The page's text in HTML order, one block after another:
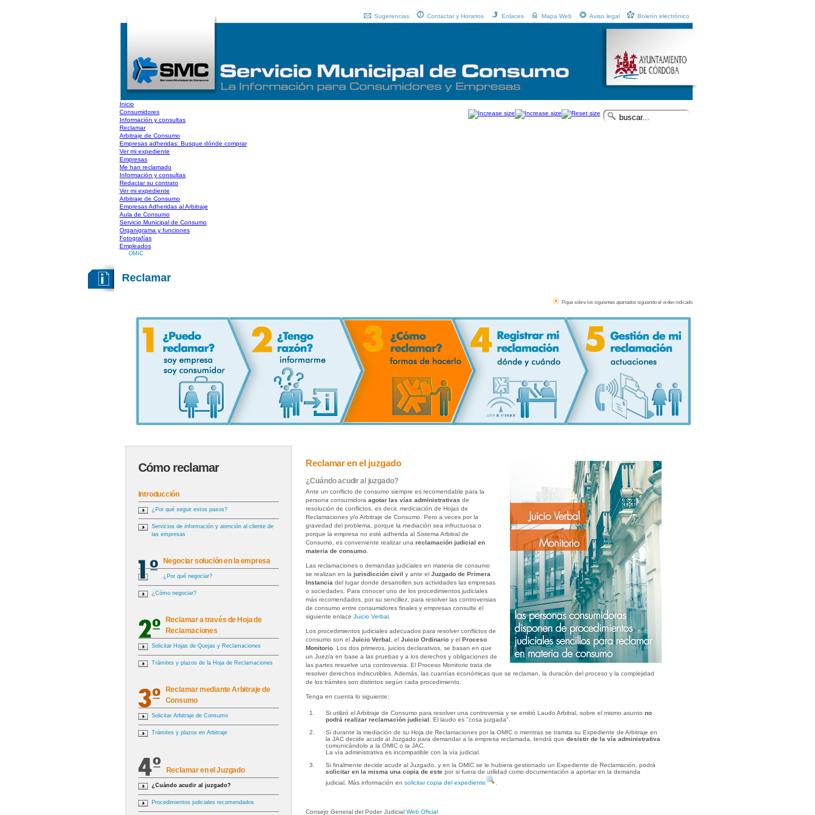
Boletín electrónico
Aviso legal
Mapa Web
Enlaces
Contactar y Horarios
Sugerencias
Inicio
Consumidores
Información y consultas
Reclamar
Arbitraje de Consumo
Empresas adheridas: Busque dónde comprar
Ver mi expediente
Empresas
Me han reclamado
Información y consultas
Redactar su contrato
Ver mi expediente
Arbitraje de Consumo
Empresas Adheridas al Arbitraje
Aula de Consumo
Servicio Municipal de Consumo
Organigrama y funciones
Fotografías
Empleados
OMIC
Reclamar
Pique sobre los siguientes apartados siguiendo el orden indicado
Cómo reclamar
Introducción
¿Por qué seguir estos pasos?
Servicios de información y atención al cliente de
las empresas
Negociar solución en la empresa
¿Por qué negociar?
¿Cómo negociar?
Reclamar a través de Hoja de
Reclamaciones
Solicitar Hojas de Quejas y Reclamaciones
Trámites y plazos de la Hoja de Reclamaciones
Reclamar mediante Arbitraje de
Consumo
Solicitar Arbitraje de Consumo
Trámites y plazos en Arbitraje
Reclamar en el Juzgado
¿Cuándo acudir al juzgado?
Procedimientos judiciales recomendados
Reclamar en el juzgado
¿Cuándo acudir al juzgado?
Ante un conflicto de consumo siempre es recomendable para la
persona consumidoraagotar las vías administrativas de
resolución de conflictos, es decir, mediciación de Hojas de
Reclamaciones y/o Arbitraje de Consumo. Pero a veces por la
gravedad del problema, porque la mediación sea infructuosa o
porque la empresa no esté adherida al Sistema Arbitral de
Consumo, es conveniente realizar unareclamación judicial en
materia de consumo
Las reclamaciones o demandas judiciales en materia de consumo
se realizan en lajurisdicción civil y ante elJuzgado de Primera
Instancia del lugar donde desarrollen sus actividades las empresas
o sociedades. Para conocer uno de los procedimientos judiciales
más recomendados, por su sencillez, para resolver las controversias
de consumo entre consumidores finales y empresas consulte el
siguiente enlaceJuicio Verbal
Los procedimientos judiciales adecuados para resolver conflictos de
consumo son elJuicio Verbal , elJuicio Ordinario y elProceso
Monitorio . Los dos primeros, juicios declarativos, se basan en que
un Juez/a en base a las pruebas y a los derechos y obligaciones de
las partes resuelve una controversia. El Proceso Monitorio trata de
resolver derechos indiscutibles. Además, las cuantías económicas que se reclaman, la duración del proceso y la complejidad
de los trámites son distintos según cada procedimiento.
Tenga en cuenta lo siguiente:
Si utilizó el Arbitraje de Consumo para resolver una controversia y se emitió Laudo Arbitral, sobre el mismo asuntono
podrá realizar reclamación judicial
. El laudo es "cosa juzgada".
Si durante la mediación de su Hoja de Reclamaciones por la OMIC o mientras se tramita su Expediente de Arbitraje en
la JAC decide acudir al Juzgado para demandar a la empresa reclamada, tendrá quedesistir de la vía administrativa
comunicándolo a la OMIC o la JAC.
La vía administrativa es incompatible con la vía judicial.
Si finalmente decide acudir al Juzgado, y en la OMIC se le hubiera gestionado un Expediente de Reclamación, podrá
solicitar en la misma una copia de este por si fuera de utilidad como documentación a aportar en la demanda
judicial. Más información ensolicitar copia del expediente
Consejo General del Poder JudicialWeb Oficial